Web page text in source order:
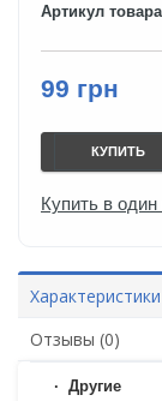
Артикул
99 грн
КУПИТЬ
Купить в один
Характеристики
Отзывы (0)
Другие